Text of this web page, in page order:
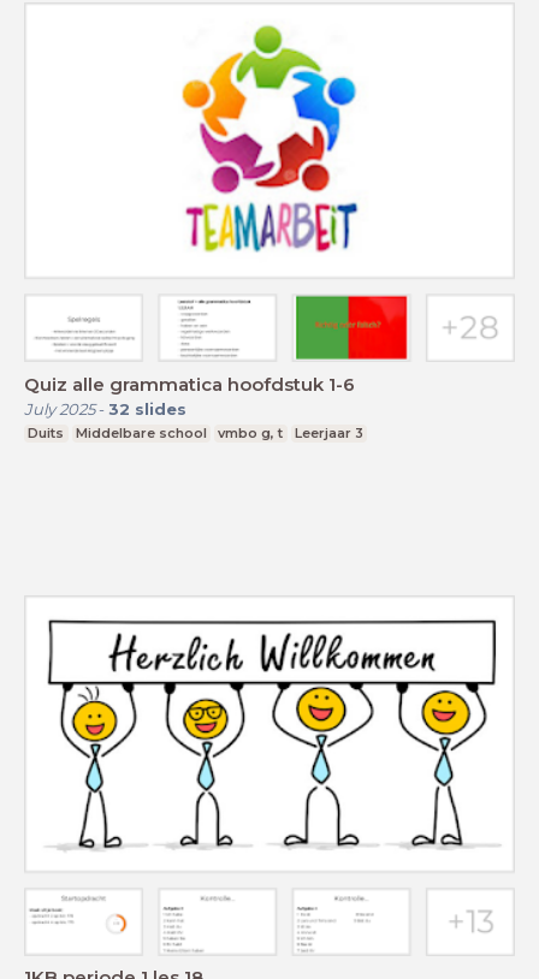
Quiz alle grammatica hoofdstuk 1-6
July 2025- 32 slides
Duits Middelbare school vmbo g, t Leerjaar 3